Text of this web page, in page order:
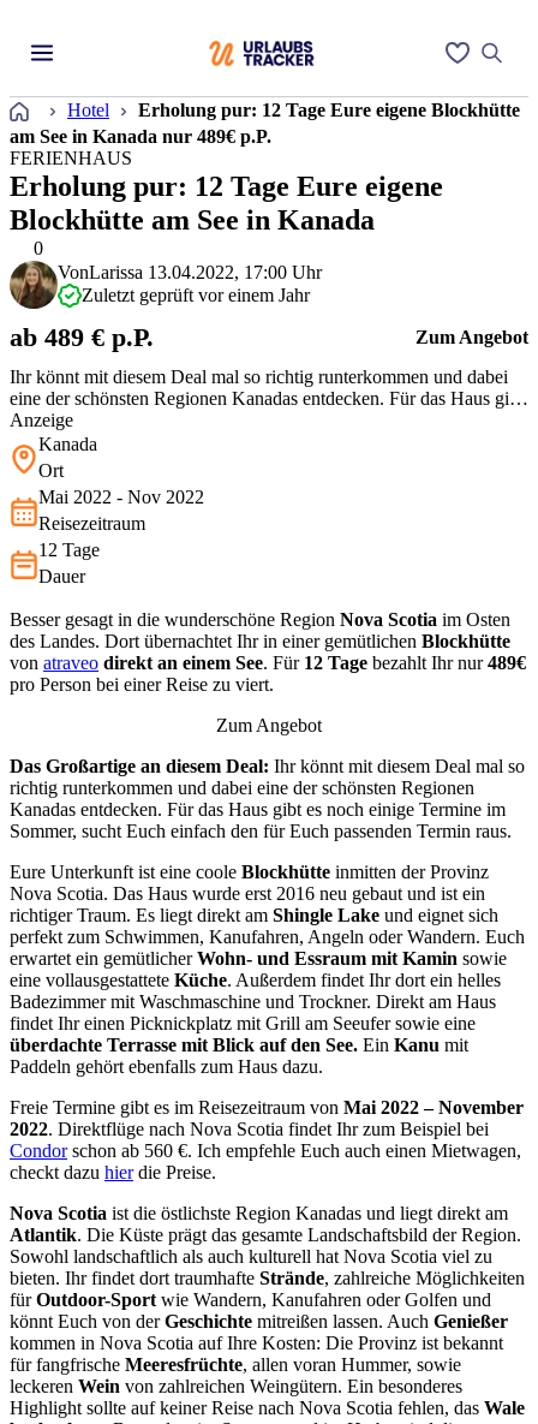
Startseite
Hotel
Erholung pur: 12 Tage Eure eigene Blockhütte
am See in Kanada nur 489€ p.P.
0
FERIENHAUS
Erholung pur: 12 Tage Eure eigene
Blockhütte am See in Kanada
Ihr könnt mit diesem Deal mal so richtig runterkommen und dabei
eine der schönsten Regionen Kanadas entdecken. Für das Haus gibt
es noch einige Termine im Sommer, sucht Euch einfach den für
Euch passenden Termin raus.
VonLarissa 13.04.2022, 17:00 Uhr
Zuletzt geprüft vor einem Jahr
ab 489 € p.P. Zum Angebot
Anzeige
Kanada
Ort
Mai 2022 - Nov 2022
Reisezeitraum
12 Tage
Dauer
Besser gesagt in die wunderschöne Region Nova Scotia im Osten
des Landes. Dort übernachtet Ihr in einer gemütlichen Blockhütte
von atraveo direkt an einem See. Für 12 Tage bezahlt Ihr nur489€
pro Person bei einer Reise zu viert.
Zum Angebot
Das Großartige an diesem Deal: Ihr könnt mit diesem Deal mal so
richtig runterkommen und dabei eine der schönsten Regionen
Kanadas entdecken. Für das Haus gibt es noch einige Termine im
Sommer, sucht Euch einfach den für Euch passenden Termin raus.
Eure Unterkunft ist eine coole Blockhütte inmitten der Provinz
Nova Scotia. Das Haus wurde erst 2016 neu gebaut und ist ein
richtiger Traum. Es liegt direkt am Shingle Lake und eignet sich
perfekt zum Schwimmen, Kanufahren, Angeln oder Wandern. Euch
erwartet ein gemütlicherWohn- und Essraum mit Kamin sowie
eine vollausgestattete Küche. Außerdem findet Ihr dort ein helles
Badezimmer mit Waschmaschine und Trockner. Direkt am Haus
findet Ihr einen Picknickplatz mit Grill am Seeufer sowie eine
überdachte Terrasse mit Blick auf den See. Ein Kanu mit
Paddeln gehört ebenfalls zum Haus dazu.
Freie Termine gibt es im Reisezeitraum von Mai 2022 – November
2022. Direktflüge nach Nova Scotia findet Ihr zum Beispiel bei
Condorschon ab 560 €. Ich empfehle Euch auch einen Mietwagen,
checkt dazu hierdie Preise.
Nova Scotia ist die östlichste Region Kanadas und liegt direkt am
Atlantik. Die Küste prägt das gesamte Landschaftsbild der Region.
Sowohl landschaftlich als auch kulturell hat Nova Scotia viel zu
bieten. Ihr findet dort traumhafte Strände, zahlreiche Möglichkeiten
fürOutdoor-Sport wie Wandern, Kanufahren oder Golfen und
könnt Euch von derGeschichte mitreißen lassen. Auch Genießer
kommen in Nova Scotia auf Ihre Kosten: Die Provinz ist bekannt
für fangfrische Meeresfrüchte, allen voran Hummer, sowie
leckeren Wein von zahlreichen Weingütern. Ein besonderes
Highlight sollte auf keiner Reise nach Nova Scotia fehlen, das Wale